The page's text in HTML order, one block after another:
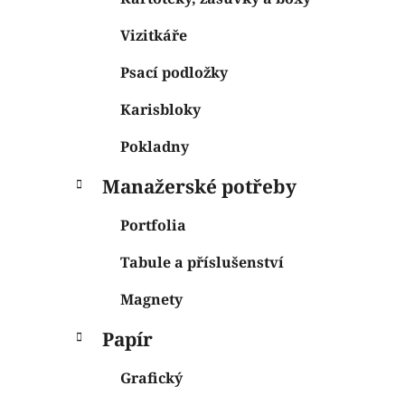
Vizitkáře
Psací podložky
Karisbloky
Pokladny
Manažerské potřeby
Portfolia
Tabule a příslušenství
Magnety
Papír
Grafický